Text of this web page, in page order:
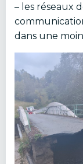
– les réseaux
dans une